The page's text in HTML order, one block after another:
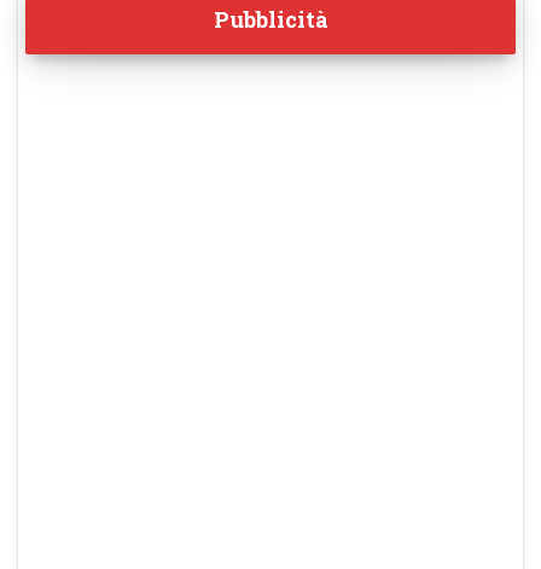
Pubblicità